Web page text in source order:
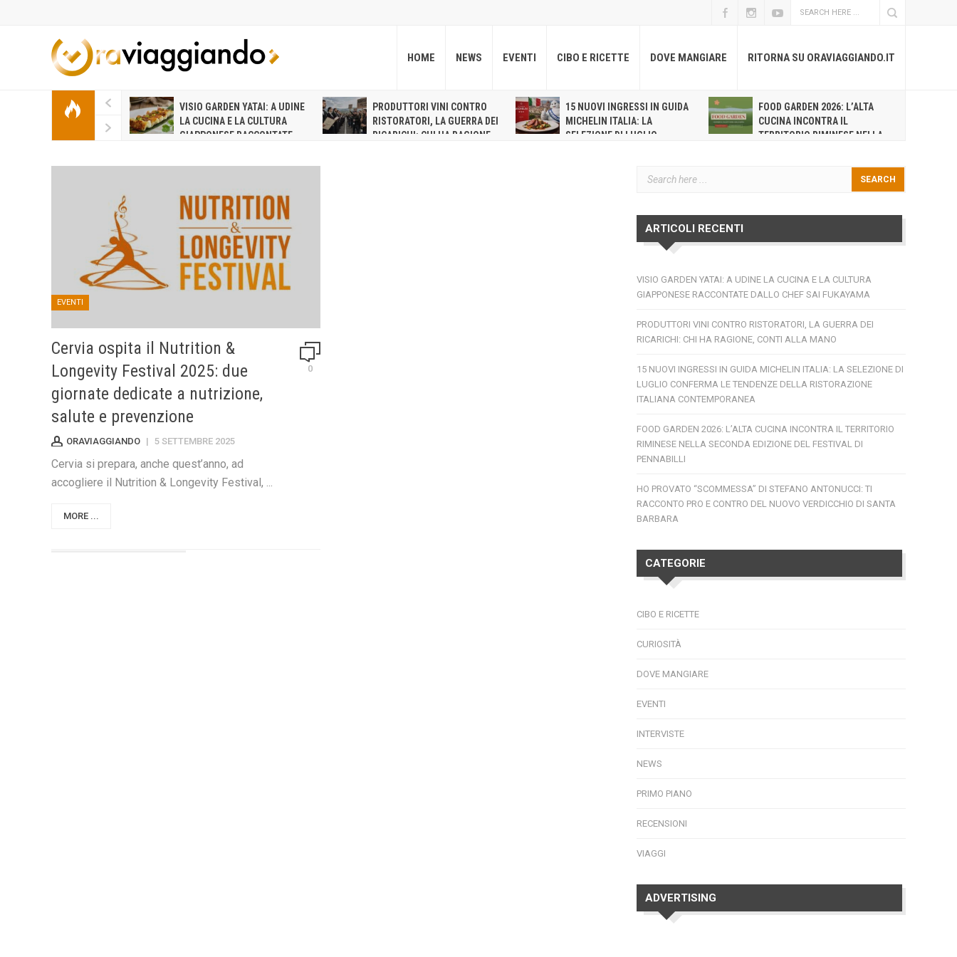
HOME NEWS EVENTI CIBO E RICETTE DOVE MANGIARE RITORNA SU ORAVIAGGIANDO.IT
INGRESSI IN GUIDA
ITALIA A GIUGNO
VISIO GARDEN YATAI: A UDINE
LA CUCINA E LA CULTURA
GIAPPONESE RACCONTATE
PRODUTTORI VINI CONTRO
RISTORATORI, LA GUERRA DEI
RICARICHI: CHI HA RAGIONE,
15 NUOVI INGRESSI IN GUIDA
MICHELIN ITALIA: LA
SELEZIONE DI LUGLIO
FOOD GARDEN 2026: L’ALTA
CUCINA INCONTRA IL
TERRITORIO RIMINESE NELLA
EVENTI
Cervia ospita il Nutrition &
Longevity Festival 2025: due
giornate dedicate a nutrizione,
salute e prevenzione
0
ORAVIAGGIANDO | 5 SETTEMBRE 2025
Cervia si prepara, anche quest’anno, ad
accogliere il Nutrition & Longevity Festival, ...
MORE ...
ARTICOLI RECENTI
VISIO GARDEN YATAI: A UDINE LA CUCINA E LA CULTURA
GIAPPONESE RACCONTATE DALLO CHEF SAI FUKAYAMA
PRODUTTORI VINI CONTRO RISTORATORI, LA GUERRA DEI
RICARICHI: CHI HA RAGIONE, CONTI ALLA MANO
15 NUOVI INGRESSI IN GUIDA MICHELIN ITALIA: LA SELEZIONE DI
LUGLIO CONFERMA LE TENDENZE DELLA RISTORAZIONE
ITALIANA CONTEMPORANEA
FOOD GARDEN 2026: L’ALTA CUCINA INCONTRA IL TERRITORIO
RIMINESE NELLA SECONDA EDIZIONE DEL FESTIVAL DI
PENNABILLI
HO PROVATO “SCOMMESSA” DI STEFANO ANTONUCCI: TI
RACCONTO PRO E CONTRO DEL NUOVO VERDICCHIO DI SANTA
BARBARA
CATEGORIE
CIBO E RICETTE
CURIOSITÀ
DOVE MANGIARE
EVENTI
INTERVISTE
NEWS
PRIMO PIANO
RECENSIONI
VIAGGI
ADVERTISING